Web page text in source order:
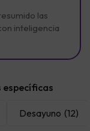
las
inteligencia
específicas
Desayuno (12)